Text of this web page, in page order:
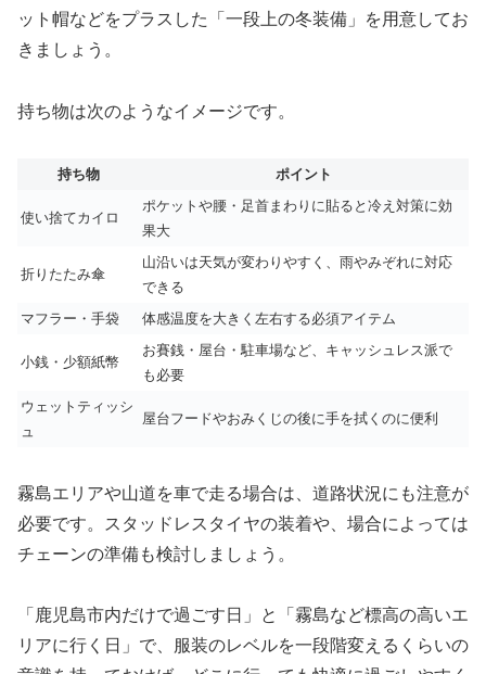
ット帽などをプラスした「一段上の冬装備」を用意してお
きましょう。
持ち物は次のようなイメージです。
持ち物 ポイント
使い捨てカイロ
ポケットや腰・足首まわりに貼ると冷え対策に効
果大
折りたたみ傘
山沿いは天気が変わりやすく、雨やみぞれに対応
できる
マフラー・手袋
体感温度を大きく左右する必須アイテム
小銭・少額紙幣
お賽銭・屋台・駐車場など、キャッシュレス派で
も必要
ウェットティッシ
ュ
屋台フードやおみくじの後に手を拭くのに便利
霧島エリアや山道を車で走る場合は、道路状況にも注意が
必要です。スタッドレスタイヤの装着や、場合によっては
チェーンの準備も検討しましょう。
「鹿児島市内だけで過ごす日」と「霧島など標高の高いエ
リアに行く日」で、服装のレベルを一段階変えるくらいの